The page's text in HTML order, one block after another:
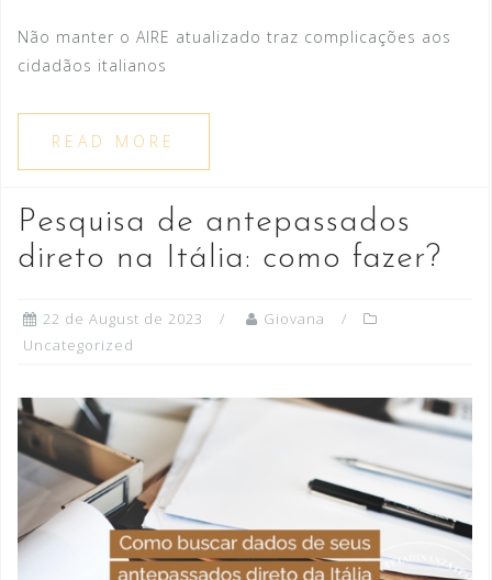
Não manter o AIRE atualizado traz complicações aos
cidadãos italianos
READ MORE
Pesquisa de antepassados
direto na Itália: como fazer?
22 de August de 2023
Giovana
Uncategorized